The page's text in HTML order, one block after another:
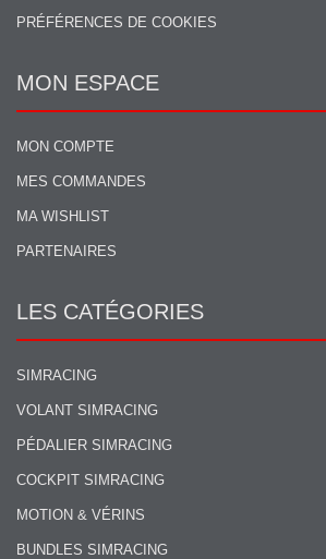
PRÉFÉRENCES DE COOKIES
MON ESPACE
MON COMPTE
MES COMMANDES
MA WISHLIST
PARTENAIRES
LES CATÉGORIES
SIMRACING
VOLANT SIMRACING
PÉDALIER SIMRACING
COCKPIT SIMRACING
MOTION & VÉRINS
BUNDLES SIMRACING